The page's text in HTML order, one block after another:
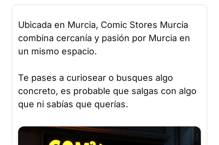
Ubicada en Murcia, Comic Stores Murcia
combina cercanía y pasión por Murcia en
un mismo espacio.
Te pases a curiosear o busques algo
concreto, es probable que salgas con algo
que ni sabías que querías.